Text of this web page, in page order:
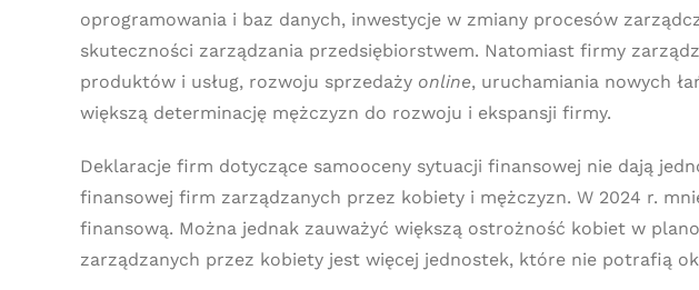
oprogramowania i baz danych, inwestycje w zmiany procesów
skuteczności zarządzania przedsiębiorstwem. Natomiast firmy
produktów i usług, rozwoju sprzedaży online, uruchamiania nowych
większą determinację mężczyzn do rozwoju i ekspansji firmy.
Deklaracje firm dotyczące samooceny sytuacji finansowej nie dają
finansowej firm zarządzanych przez kobiety i mężczyzn. W 2024 r.
finansową. Można jednak zauważyć większą ostrożność kobiet w
zarządzanych przez kobiety jest więcej jednostek, które nie potrafią